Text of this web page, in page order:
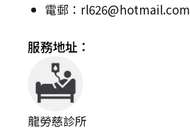
電郵： rl626@hotmail.com
服務地址：
龍勞慈診所